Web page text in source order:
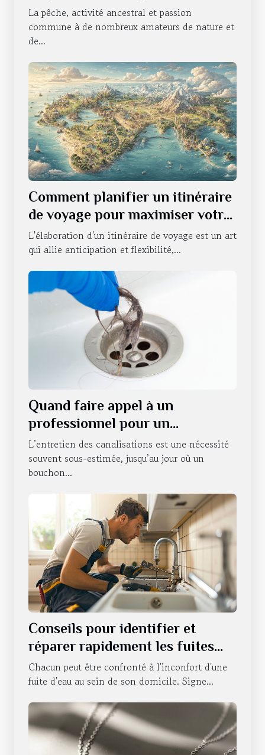
utilisations
La pêche, activité ancestral et passion
commune à de nombreux amateurs de nature et
de...
Comment planifier un itinéraire
de voyage pour maximiser votre
expérience
L'élaboration d'un itinéraire de voyage est un art
qui allie anticipation et flexibilité,...
Quand faire appel à un
professionnel pour un
débouchage de canalisations à
Strasbourg ?
L’entretien des canalisations est une nécessité
souvent sous-estimée, jusqu’au jour où un
bouchon...
Conseils pour identifier et
réparer rapidement les fuites
d'eau
Chacun peut être confronté à l'inconfort d'une
fuite d'eau au sein de son domicile. Signe...